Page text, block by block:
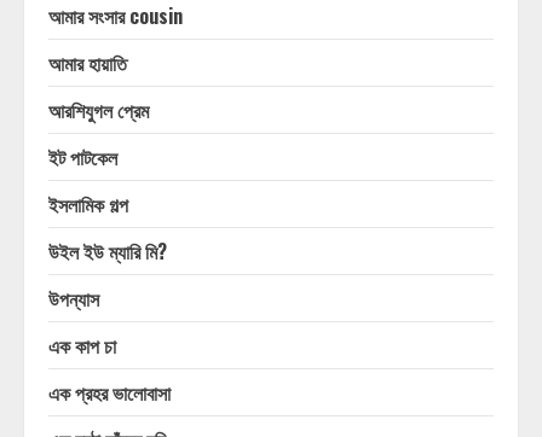
আমার সংসার cousin
আমার হায়াতি
আরশিযুগল প্রেম
ইট পাটকেল
ইসলামিক গল্প
উইল ইউ ম্যারি মি?
উপন্যাস
এক কাপ চা
এক প্রহর ভালোবাসা